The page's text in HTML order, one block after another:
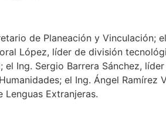
de Planeación y Vinculación;
López, líder de división
Ing. Sergio Barrera Sánchez,
el Ing. Ángel Ramírez
Lenguas Extranjeras.